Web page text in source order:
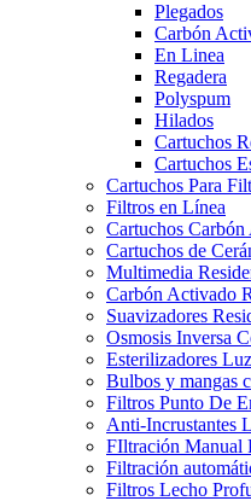
Plegados
Carbón
En Linea
Regadera
Polyspum
Hilados
Cartuchos
Cartuchos
Cartuchos Para
Filtros en Línea
Cartuchos
Cartuchos de
Multimedia
Carbón Activado
Suavizadores
Osmosis Inversa
Esterilizadores
Bulbos y mangas
Filtros Punto De
Anti-Incrustantes
FIltración Manual
Filtración
Filtros Lecho